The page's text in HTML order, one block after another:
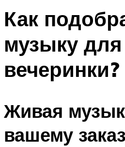
Праздничный стол
Меню
Как
музыку для
вечеринки?
Живая
вашему